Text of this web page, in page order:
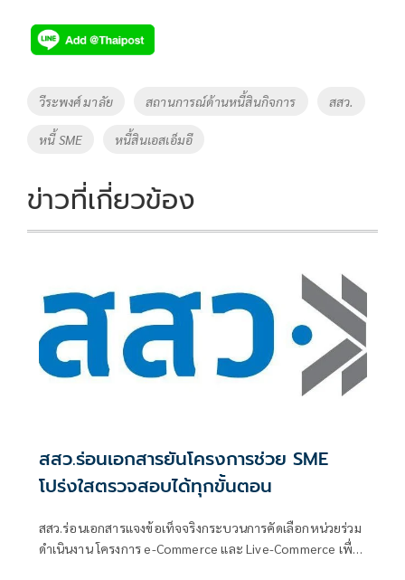
Tags
วีระพงศ์ มาลัย สถานการณ์ด้านหนี้สินกิจการ สสว.
หนี้ SME หนี้สินเอสเอ็มอี
ข่าวที่เกี่ยวข้อง
สสว.ร่อนเอกสารยันโครงการช่วย SME
โปร่งใสตรวจสอบได้ทุกขั้นตอน
สสว.ร่อนเอกสารแจงข้อเท็จจริงกระบวนการคัดเลือกหน่วยร่วม
ดำเนินงาน โครงการ e-Commerce และ Live-Commerce เพื่อ